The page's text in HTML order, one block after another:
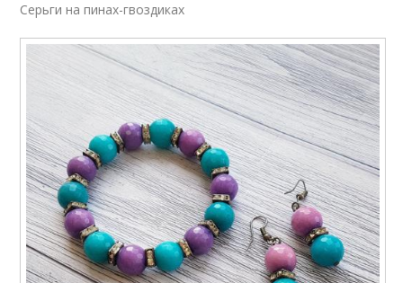
Серьги на пинах-гвоздиках